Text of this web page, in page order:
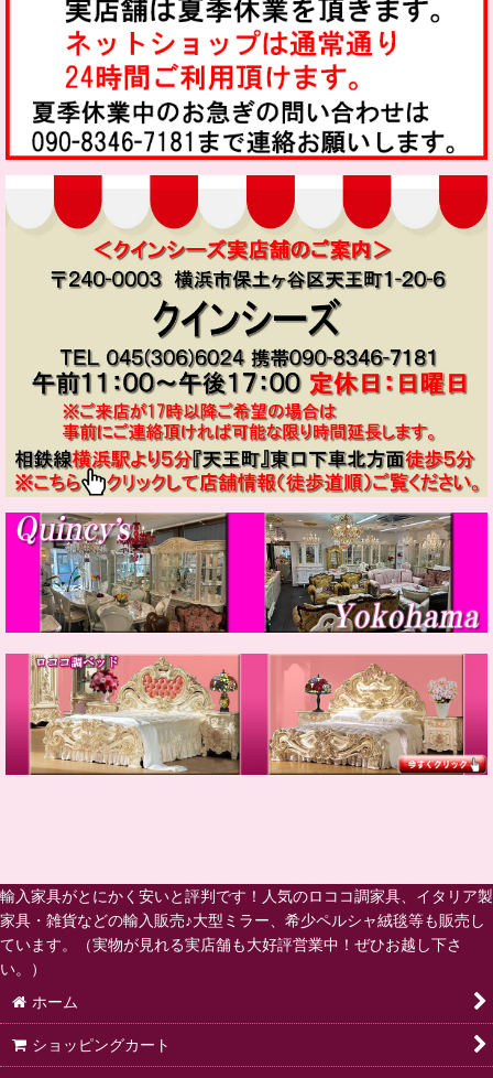
輸入家具がとにかく安いと評判です！人気のロココ調家具、イタリア製
家具・雑貨などの輸入販売♪大型ミラー、希少ペルシャ絨毯等も販売し
ています。（実物が見れる実店舗も大好評営業中！ぜひお越し下さ
い。）
ホーム
ショッピングカート